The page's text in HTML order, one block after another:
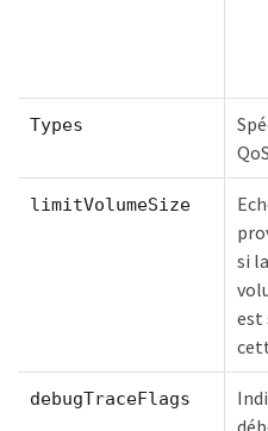
Types
QoS
limitVolumeSize
si
est
debugTraceFlags